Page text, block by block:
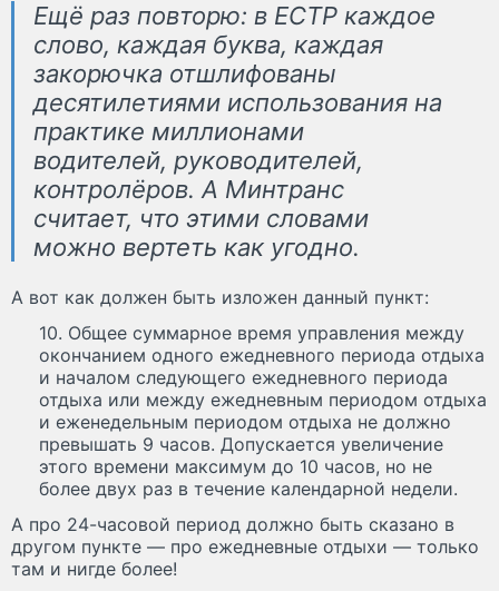
Ещё раз повторю: в ЕСТР каждое
слово, каждая буква, каждая
закорючка отшлифованы
десятилетиями использования на
практике миллионами
водителей, руководителей,
контролёров. А Минтранс
считает, что этими словами
можно вертеть как угодно.
А вот как должен быть изложен данный пункт:
10. Общее суммарное время управления между
окончанием одного ежедневного периода отдыха
и началом следующего ежедневного периода
отдыха или между ежедневным периодом отдыха
и еженедельным периодом отдыха не должно
превышать 9 часов. Допускается увеличение
этого времени максимум до 10 часов, но не
более двух раз в течение календарной недели.
А про 24-часовой период должно быть сказано в
другом пункте — про ежедневные отдыхи — только
там и нигде более!